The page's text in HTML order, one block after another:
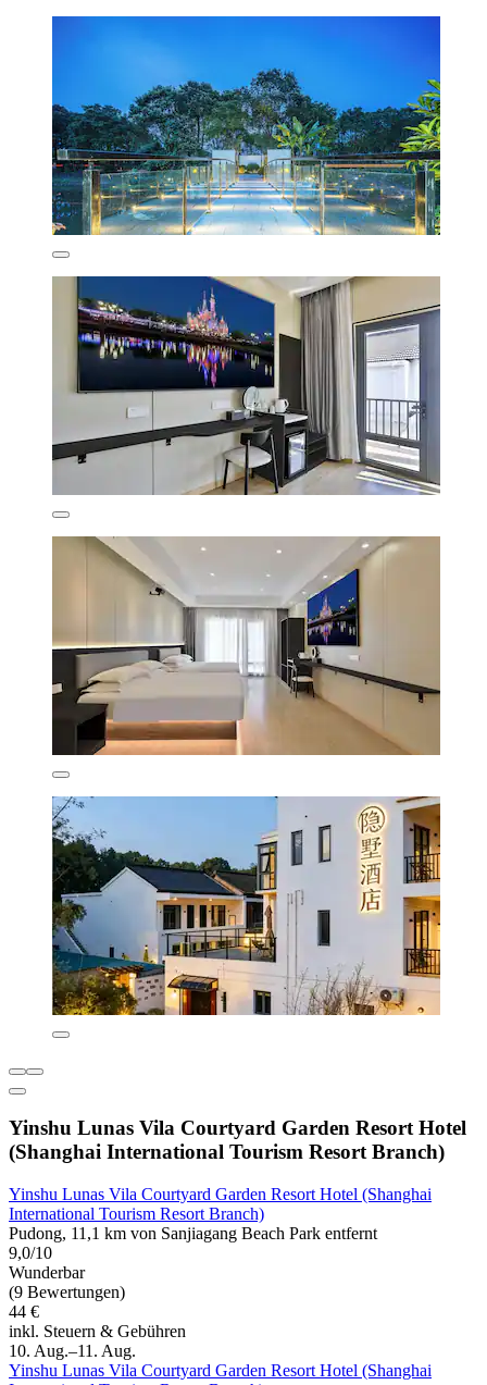
Yinshu Lunas Vila Courtyard Garden Resort Hotel
(Shanghai International Tourism Resort Branch)
Yinshu Lunas Vila Courtyard Garden Resort Hotel (Shanghai
International Tourism Resort Branch)
Pudong, 11,1 km von Sanjiagang Beach Park entfernt
9,0/10
Wunderbar
(9 Bewertungen)
44 €
inkl. Steuern & Gebühren
10. Aug.–11. Aug.
Yinshu Lunas Vila Courtyard Garden Resort Hotel (Shanghai